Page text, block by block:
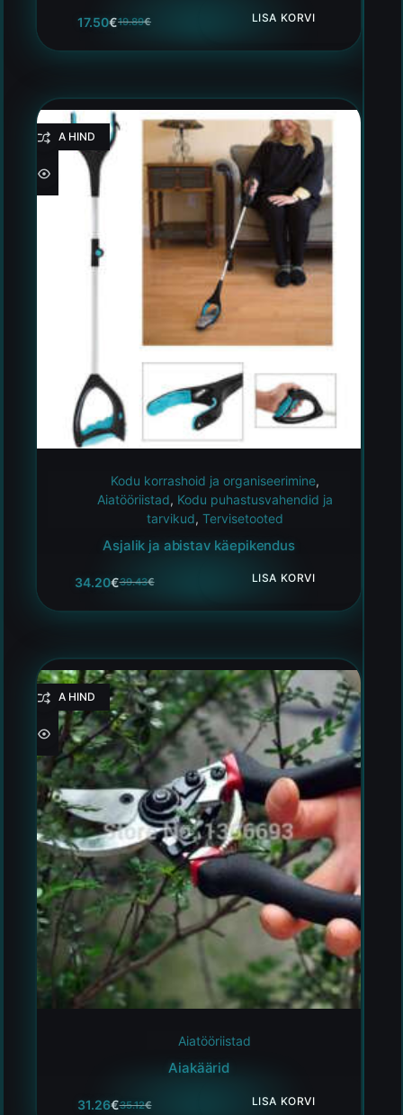
19.89€
17.50€ LISA KORVI
HEA HIND
Kodu korrashoid ja organiseerimine,
Aiatööriistad, Kodu puhastusvahendid ja
tarvikud, Tervisetooted
Asjalik ja abistav käepikendus
39.43€
34.20€ LISA KORVI
HEA HIND
Aiatööriistad
Aiakäärid
35.12€
31.26€ LISA KORVI